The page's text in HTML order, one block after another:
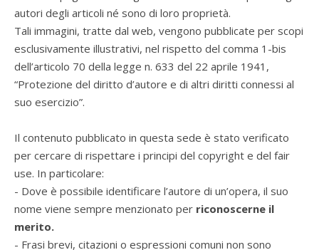
autori degli articoli né sono di loro proprietà.
Tali immagini, tratte dal web, vengono pubblicate per scopi
esclusivamente illustrativi, nel rispetto del comma 1-bis
dell’articolo 70 della legge n. 633 del 22 aprile 1941,
“Protezione del diritto d’autore e di altri diritti connessi al
suo esercizio”.
Il contenuto pubblicato in questa sede è stato verificato
per cercare di rispettare i principi del copyright e del fair
use. In particolare:
- Dove è possibile identificare l’autore di un’opera, il suo
nome viene sempre menzionato per riconoscerne il
merito.
- Frasi brevi, citazioni o espressioni comuni non sono